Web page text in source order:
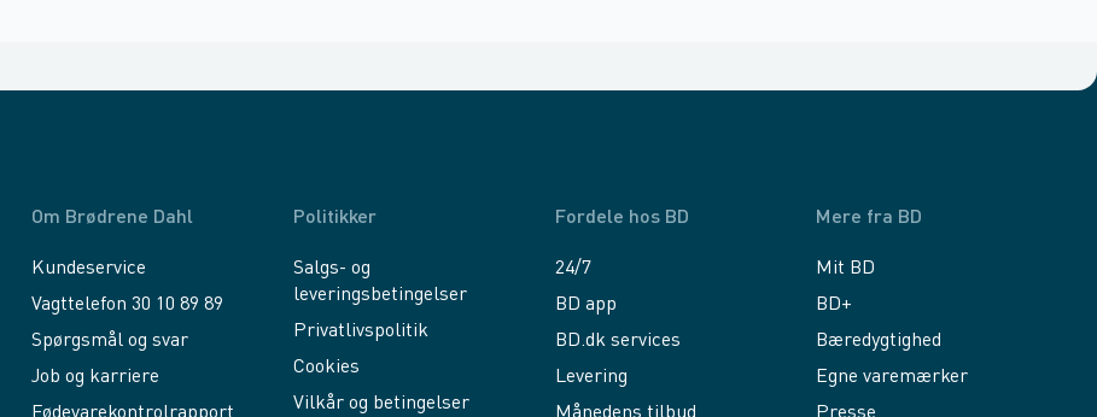
Om Brødrene Dahl
Kundeservice
Vagttelefon 30 10 89 89
Spørgsmål og svar
Job og karriere
Politikker
Salgs- og
leveringsbetingelser
Privatlivspolitik
Cookies
Vilkår og betingelser
Fordele hos BD
24/7
BD app
BD.dk services
Levering
Mere fra BD
Mit BD
BD+
Bæredygtighed
Egne varemærker